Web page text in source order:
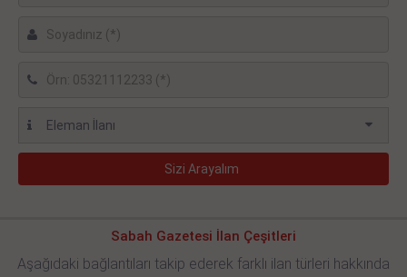
Sabah Gazetesi İlan Çeşitleri
Aşağıdaki bağlantıları takip ederek farklı ilan türleri hakkında